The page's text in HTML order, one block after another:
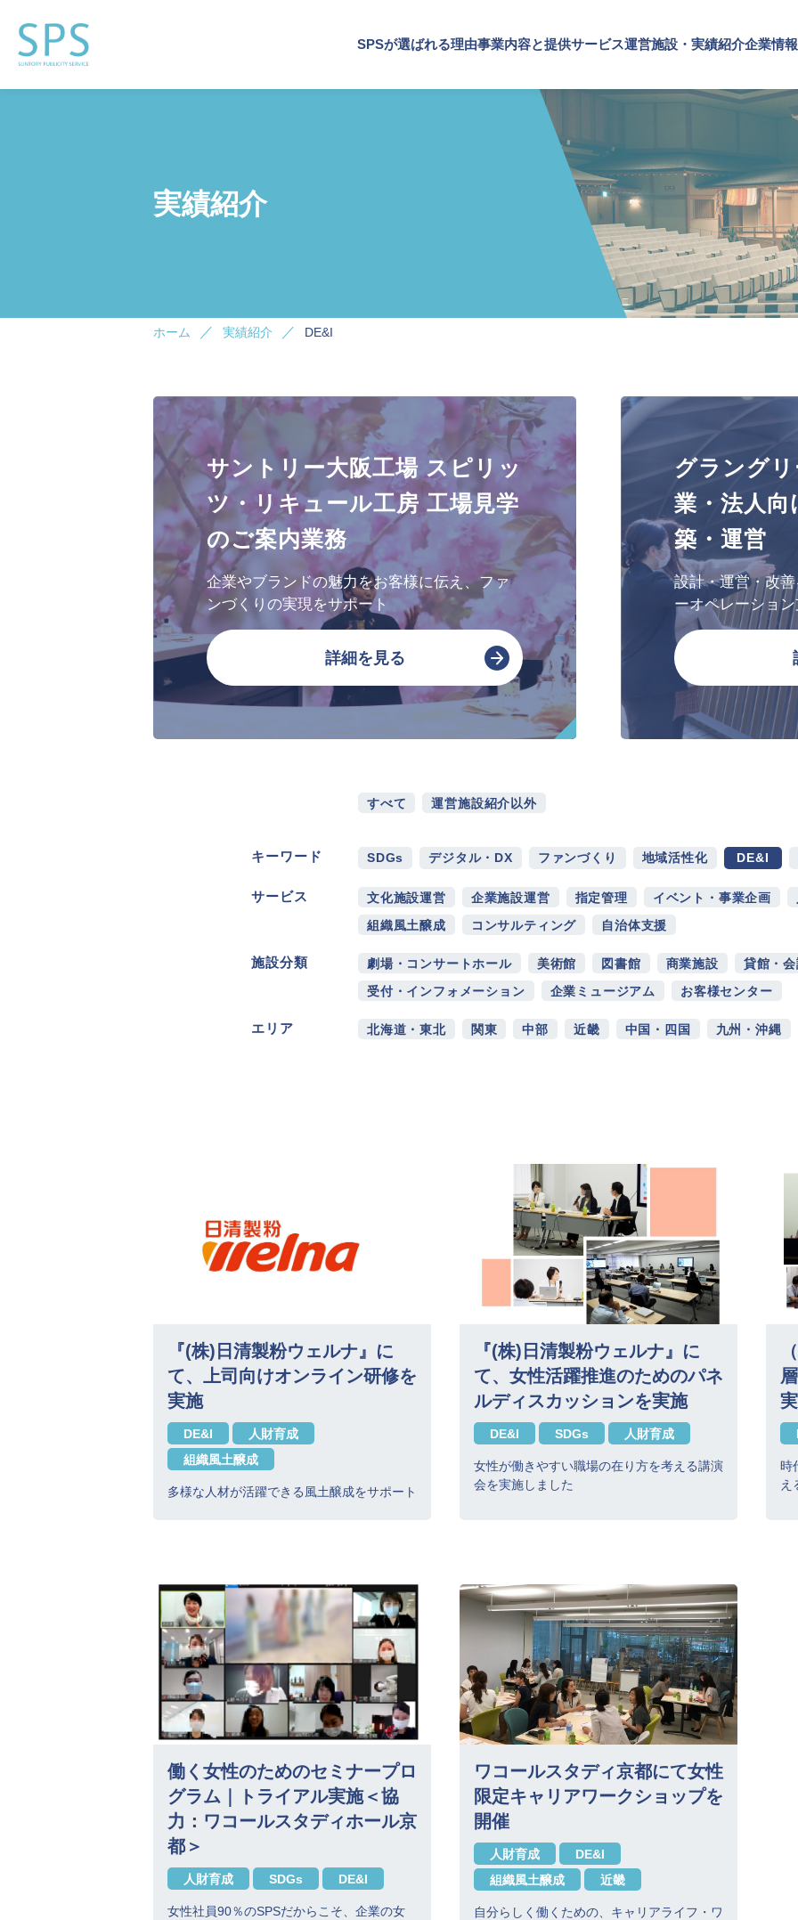
SPSが選ばれる理由事業内容と提供サービス
事業内容と提供サービス
デジタルマーケティング・制作
文化・芸術振興や地域活性化
文化施設運営
指定管理
文化施設コンサルティング
事業企画制作
文化施策策定支援
運営施設・実績紹介
実績紹介
企業情報
企業理念
SPSの歴史
TOP
SPSが選ばれる理由
事業内容と提供サービス
企業・ブランドの価値向上
企業施設運営
企業施設コンサルティング
イベント企画・運営
文化・芸術振興や地域活性化
文化施設運営
指定管理
文化施設コンサルティング
事業企画制作
サービスDX・デジタル活用
実績紹介
ホーム 実績紹介 DE&I
サントリー大阪工場 スピリッ
ツ・リキュール工房 工場見学
のご案内業務
企業やブランドの魅力をお客様に伝え、ファ
ンづくりの実現をサポート
詳細を見る
グラング
業・法人
築・運営
設計・運営・改
ーオペレーショ
すべて 運営施設紹介以外
キーワード SDGs デジタル・DX ファンづくり 地域活性化 DE&I
サービス 文化施設運営 企業施設運営 指定管理 イベント・事業企画
組織風土醸成
コンサルティング 自治体支援
施設分類 劇場・コンサートホール 美術館 図書館 商業施設
貸館・
受付・インフォメーション
企業ミュージアム お客様センター
エリア 北海道・東北 関東 中部 近畿 中国・四国 九州・沖縄
『(株)日清製粉ウェルナ』に
て、上司向けオンライン研修を
実施
DE&I
人財育成
組織風土醸成
多様な人材が活躍できる風土醸成をサポート
『(株)日清製粉ウェルナ』に
て、女性活躍推進のためのパネ
ルディスカッションを実施
DE&I SDGs 人財育成
女性が働きやすい職場の在り方を考える講演
会を実施しました
時
え
働く女性のためのセミナープロ
グラム｜トライアル実施＜協
力：ワコールスタディホール京
都＞
人財育成 SDGs DE&I
女性社員90％のSPSだからこそ、企業の女
ワコールスタディ京都にて女性
限定キャリアワークショップを
開催
人財育成
DE&I
組織風土醸成
近畿
自分らしく働くための、キャリアライフ・ワ